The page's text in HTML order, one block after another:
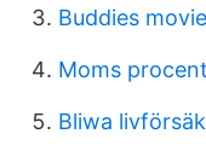
Buddies
Moms
Bliwa